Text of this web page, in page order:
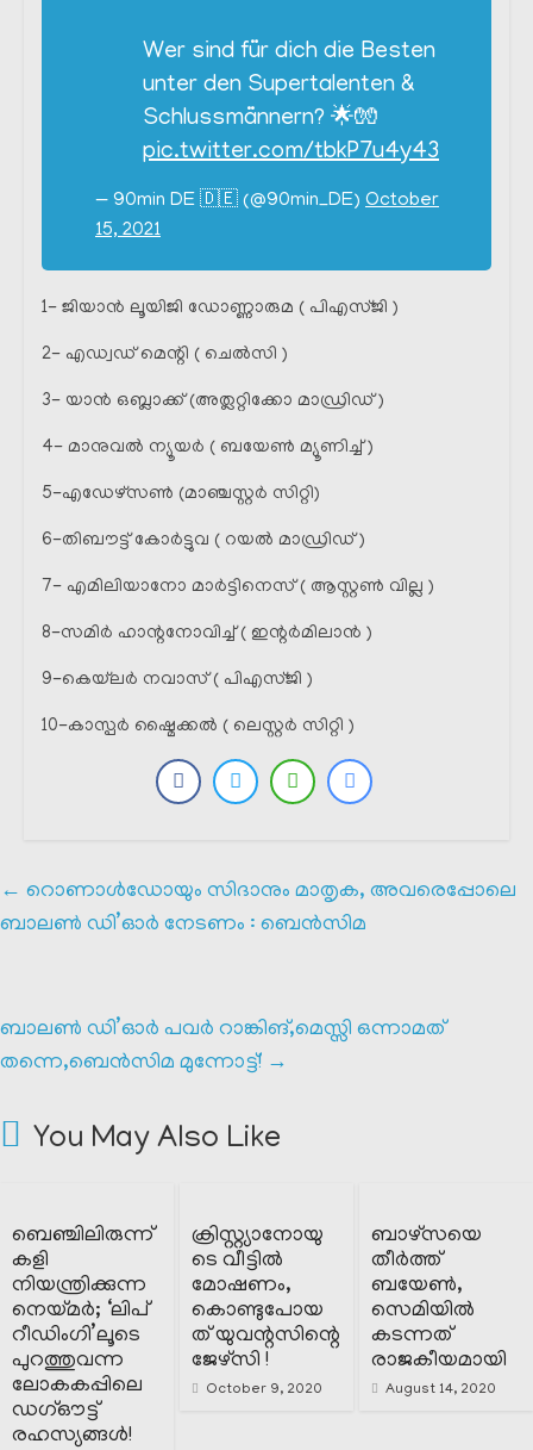
Wer sind für dich die Besten
unter den Supertalenten &
Schlussmännern? 🌟🧤
pic.twitter.com/tbkP7u4y43
— 90min DE 🇩🇪 (@90min_DE) October
15, 2021
1- ജിയാൻ ലൂയിജി ഡോണ്ണാരുമ ( പിഎസ്ജി )
2- എഡ്വഡ് മെന്റി ( ചെൽസി )
3- യാൻ ഒബ്ലാക്ക് (അത്ലറ്റിക്കോ മാഡ്രിഡ്‌ )
4- മാനുവൽ ന്യൂയർ ( ബയേൺ മ്യൂണിച്ച് )
5-എഡേഴ്‌സൺ (മാഞ്ചസ്റ്റർ സിറ്റി)
6-തിബൗട്ട് കോർട്ടുവ ( റയൽ മാഡ്രിഡ്‌ )
7- എമിലിയാനോ മാർട്ടിനെസ് ( ആസ്റ്റൺ വില്ല )
8-സമിർ ഹാന്റനോവിച്ച് ( ഇന്റർമിലാൻ )
9-കെയ്‌ലർ നവാസ് ( പിഎസ്ജി )
10-കാസ്പർ ഷ്മൈക്കൽ ( ലെസ്റ്റർ സിറ്റി )
← റൊണാൾഡോയും സിദാനും മാതൃക, അവരെപ്പോലെ
ബാലൺ ഡി’ഓർ നേടണം : ബെൻസിമ
ബാലൺ ഡി’ഓർ പവർ റാങ്കിങ്,മെസ്സി ഒന്നാമത്
തന്നെ,ബെൻസിമ മുന്നോട്ട്! →
You May Also Like
ബെഞ്ചിലിരുന്ന്
കളി
നിയന്ത്രിക്കുന്ന
നെയ്മർ; ‘ലിപ്
റീഡിംഗി’ലൂടെ
പുറത്തുവന്ന
ലോകകപ്പിലെ
ഡഗ്ഔട്ട്
രഹസ്യങ്ങൾ!
ക്രിസ്റ്റ്യാനോയു
ടെ വീട്ടിൽ
മോഷണം,
കൊണ്ടുപോയ
ത് യുവന്റസിന്റെ
ജേഴ്സി !
October 9, 2020
ബാഴ്സയെ
തീർത്ത്
ബയേൺ,
സെമിയിൽ
കടന്നത്
രാജകീയമായി
August 14, 2020